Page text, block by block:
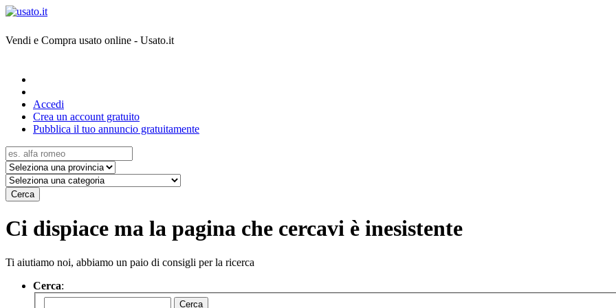
Vendi e Compra usato online - Usato.it
Accedi
Crea un account gratuito
Pubblica il tuo annuncio gratuitamente
Cerca
Ci dispiace ma la pagina che cercavi è inesistente
Ti aiutiamo noi, abbiamo un paio di consigli per la ricerca
Cerca:
Cerca